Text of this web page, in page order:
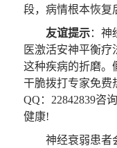
段，病情根本恢复
友谊提示：神
医激活安神平衡疗
这种疾病的折磨。
干脆拨打专家免费
QQ：22842839咨
健康!
神经衰弱患者